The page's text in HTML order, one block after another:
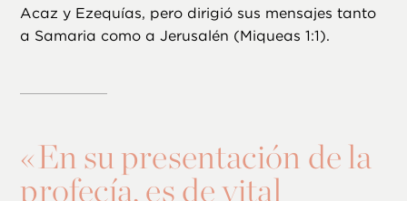
Acaz y Ezequías, pero dirigió sus mensajes tanto
a Samaria como a Jerusalén (Miqueas 1:1).
«En su presentación de la
profecía, es de vital